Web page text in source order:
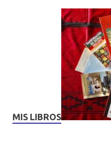
MIS LIBROS